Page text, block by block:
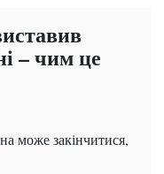
– чим це
може закінчитися,